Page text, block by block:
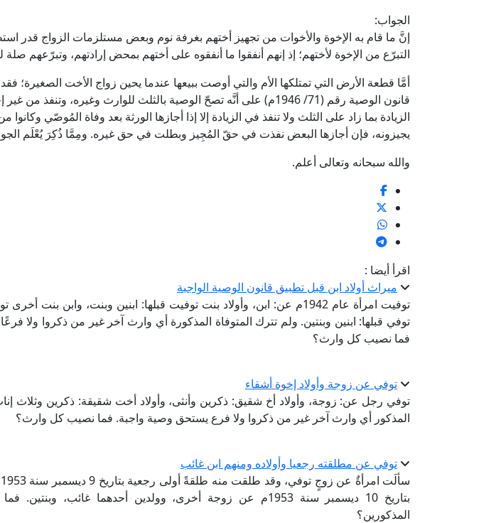
الجواب:
إنَّ ما قام به الإخوة والأخوات من تجهيز أختهم بغرفة نوم وبعض مستلزمات الزواج قدر
التبرّع من الإخوة لأختهم؛ إذ إنهم أنفقوا ما أنفقوه على أختهم بمحض إرادتهم، وتبرّعهم صلة
قانون الوصية رقم (71/ 1946م) على أنَّه تصحّ الوصية بالثلث للوارث وغيره، وتنفذ
الزيادة بما زاد على الثلث ولا تنفذ في الزيادة إلا إذا أجازها الورثة بعد وفاة المُوصّي وكانوا
يجيزونه، فإن أجازها البعض نفذت في حقّ المُجِيز وبطلت في حق غيره. ومِمَّا ذُكِرَ يُعْلَم
والله سبحانه وتعالى أعلم.
اقرأ أيضا :
ميراث أولاد ابن قبل تطبيق قانون الوصية الواجبة
توفيت امرأة عام 1942م عن: ابن، وأولاد بنت توفيت قبلها: ابنين وبنت، وابن بنت
توفي قبلها: ابنين وبنتين. ولم تترك المتوفاة المذكورة أي وارث آخر غير من ذكروا ولا
فما نصيب كل وارث؟
توفي عن زوجة وأولاد إخوة أشقاء
توفي رجل عن: زوجة، وأولاد أخ شقيق: ذكرين وأنثى، وأولاد أخت شقيقة: ذكرين وثلاث
المذكور أي وارث آخر غير من ذكروا ولا فرع يستحق وصية واجبة. فما نصيب كل وارث؟
توفي عن مطلقته رجعيا وأولاده ومنهم ابن غائب
بتاريخ 10 ديسمبر سنة 1953م عن زوجة أخرى، وولدين أحدهما غائب،
المذكورين؟